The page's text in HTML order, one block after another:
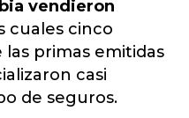
vendieron
cuales cinco
primas emitidas
casi
de seguros.